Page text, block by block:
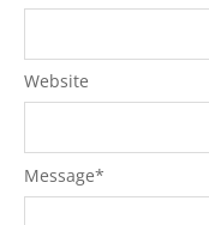
Message*
Website